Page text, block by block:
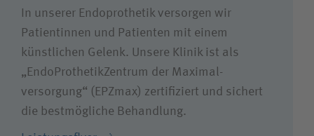
Leistungen
Über uns
In unserer Endoprothetik versorgen wir
Patientinnen und Patienten mit einem
künstlichen Gelenk. Unsere Klinik ist als
„EndoProthetikZentrum der Maximal­­
versorgung“ (EPZmax) zertifiziert und sichert
die best­mögliche Behandlung.